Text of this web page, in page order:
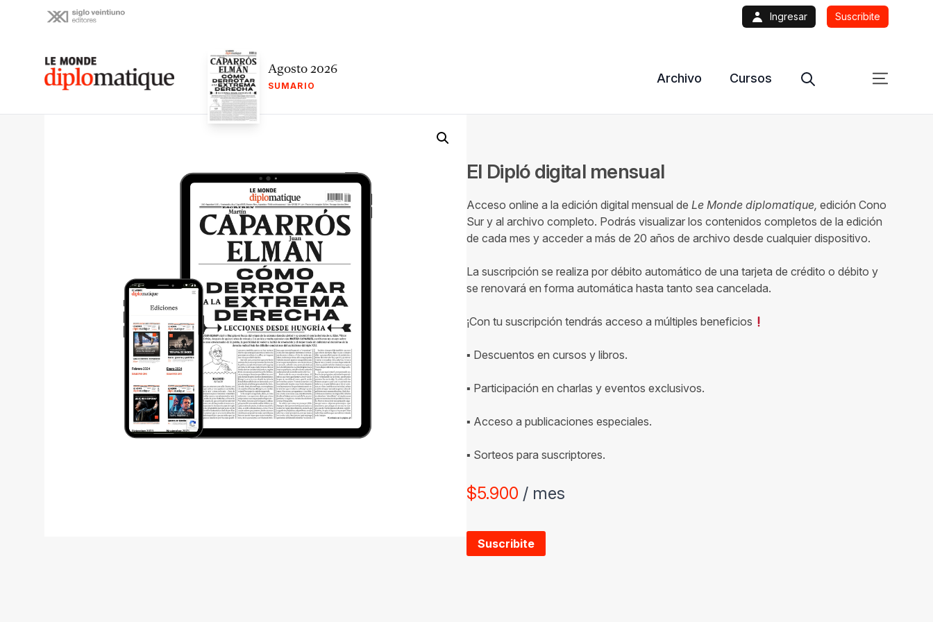
Ingresar Suscribite
Le monde diplomatique Agosto 2026
SUMARIO
Archivo Cursos
El Dipló digital mensual
Acceso online a la edición digital mensual de Le Monde diplomatique, edición Cono
Sur y al archivo completo. Podrás visualizar los contenidos completos de la edición
de cada mes y acceder a más de 20 años de archivo desde cualquier dispositivo.
La suscripción se realiza por débito automático de una tarjeta de crédito o débito y
se renovará en forma automática hasta tanto sea cancelada.
¡Con tu suscripción tendrás acceso a múltiples beneficios
▪ Descuentos en cursos y libros.
▪ Participación en charlas y eventos exclusivos.
▪ Acceso a publicaciones especiales.
▪ Sorteos para suscriptores.
$5.900 / mes
Suscribite